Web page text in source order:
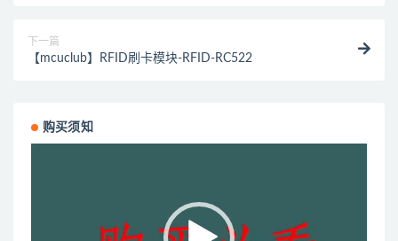
下一篇
【mcuclub】RFID刷卡模块-RFID-RC522
购买须知